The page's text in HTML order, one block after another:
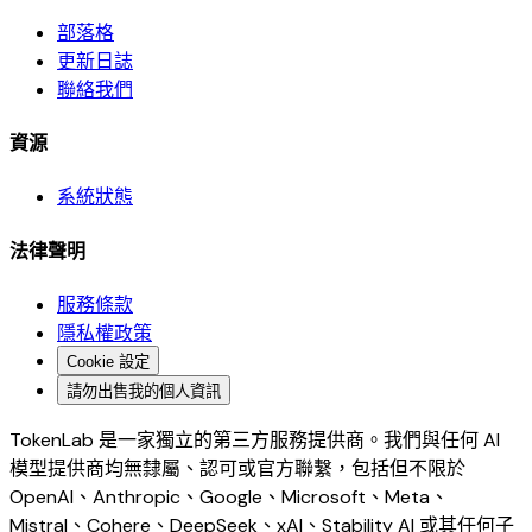
部落格
更新日誌
聯絡我們
資源
系統狀態
法律聲明
服務條款
隱私權政策
Cookie 設定
請勿出售我的個人資訊
TokenLab 是一家獨立的第三方服務提供商。我們與任何 AI
模型提供商均無隸屬、認可或官方聯繫，包括但不限於
OpenAI、Anthropic、Google、Microsoft、Meta、
Mistral、Cohere、DeepSeek、xAI、Stability AI 或其任何子